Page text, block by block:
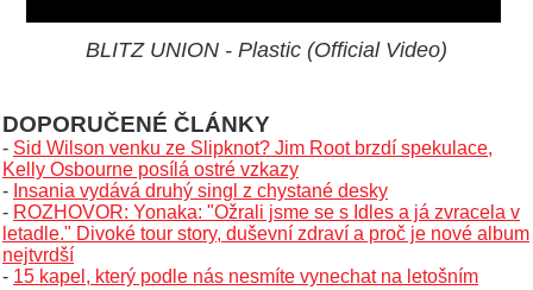
BLITZ UNION - Plastic (Official Video)
DOPORUČENÉ ČLÁNKY
- Sid Wilson venku ze Slipknot? Jim Root brzdí spekulace,
Kelly Osbourne posílá ostré vzkazy
- Insania vydává druhý singl z chystané desky
- ROZHOVOR: Yonaka: "Ožrali jsme se s Idles a já zvracela v
letadle." Divoké tour story, duševní zdraví a proč je nové album
nejtvrdší
- 15 kapel, který podle nás nesmíte vynechat na letošním